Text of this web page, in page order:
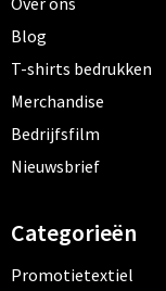
Blog
T-shirts bedrukken
Merchandise
Bedrijfsfilm
Nieuwsbrief
Categorieën
Promotietextiel